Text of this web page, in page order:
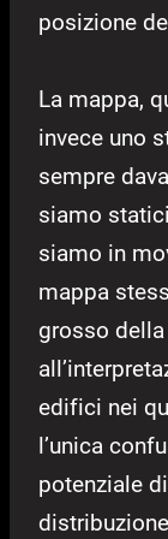
posizione
La mappa,
invece uno
sempre
siamo
siamo in
mappa
grosso
edifici nei
l’unica
potenziale